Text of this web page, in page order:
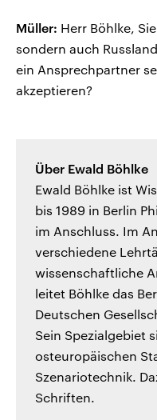
Müller: Herr Böhlke,
sondern auch
ein Ansprechpartner
akzeptieren?
Über Ewald Böhlke
Ewald Böhlke ist
bis 1989 in Berlin
im Anschluss. Im
verschiedene
wissenschaftliche
leitet Böhlke das
Deutschen
Sein Spezialgebiet
osteuropäischen
Szenariotechnik.
Schriften.